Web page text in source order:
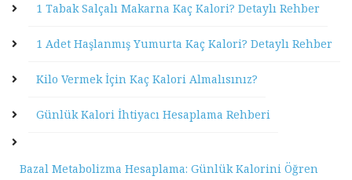
1 Tabak Salçalı Makarna Kaç Kalori? Detaylı Rehber
1 Adet Haşlanmış Yumurta Kaç Kalori? Detaylı Rehber
Kilo Vermek İçin Kaç Kalori Almalısınız?
Günlük Kalori İhtiyacı Hesaplama Rehberi
Bazal Metabolizma Hesaplama: Günlük Kalorini Öğren